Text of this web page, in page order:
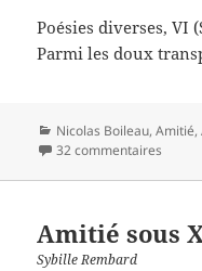
Poésies diverses, VI
Parmi les doux
Catégories
Nicolas Boileau,Amitié,
32 commentaires
Amitié sous
Sybille Rembard